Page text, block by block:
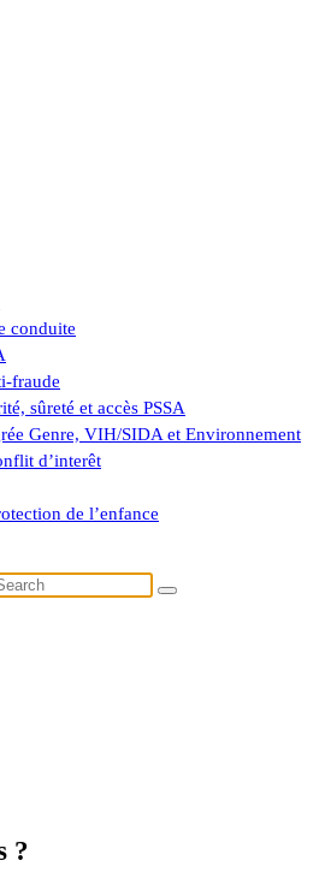
conduite
fraude
sûreté et accès PSSA
Genre, VIH/SIDA et Environnement
d’interêt
de l’enfance
?